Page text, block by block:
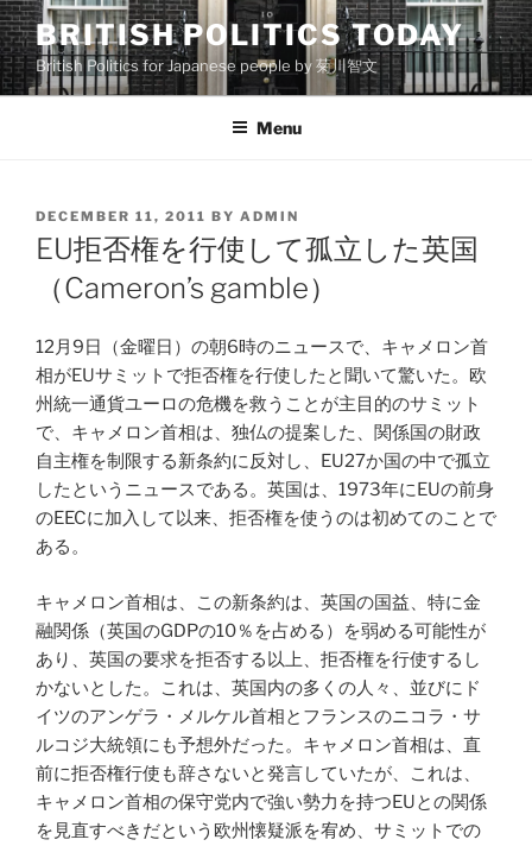
Skip
to
content
BRITISH POLITICS TODAY
British Politics for Japanese people by 菊川智文
Menu
POSTED
ON
DECEMBER 11, 2011 BY ADMIN
EU拒否権を行使して孤立した英国
（Cameron’s gamble）
12月9日（金曜日）の朝6時のニュースで、キャメロン首
相がEUサミットで拒否権を行使したと聞いて驚いた。欧
州統一通貨ユーロの危機を救うことが主目的のサミット
で、キャメロン首相は、独仏の提案した、関係国の財政
自主権を制限する新条約に反対し、EU27か国の中で孤立
したというニュースである。英国は、1973年にEUの前身
のEECに加入して以来、拒否権を使うのは初めてのことで
ある。
キャメロン首相は、この新条約は、英国の国益、特に金
融関係（英国のGDPの10％を占める）を弱める可能性が
あり、英国の要求を拒否する以上、拒否権を行使するし
かないとした。これは、英国内の多くの人々、並びにド
イツのアンゲラ・メルケル首相とフランスのニコラ・サ
ルコジ大統領にも予想外だった。キャメロン首相は、直
前に拒否権行使も辞さないと発言していたが、これは、
キャメロン首相の保守党内で強い勢力を持つEUとの関係
を見直すべきだという欧州懐疑派を宥め、サミットでの